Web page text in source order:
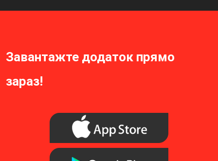
Завантажте додаток прямо
зараз!